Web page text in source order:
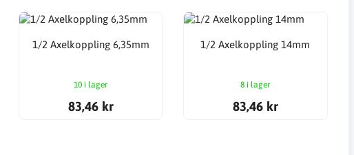
1/2 Axelkoppling 6,35mm
10 i lager
83,46 kr
1/2 Axelkoppling 14mm
8 i lager
83,46 kr